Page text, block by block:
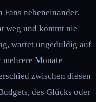
nebeneinander.
weg und kommt nie
wartet ungeduldig auf
Monate
zwischen diesen
des Glücks oder